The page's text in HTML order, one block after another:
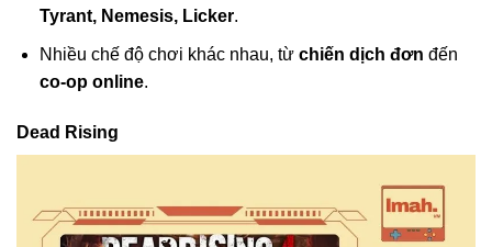
Tyrant, Nemesis, Licker.
Nhiều chế độ chơi khác nhau, từ chiến dịch đơn đến
co-op online.
Dead Rising